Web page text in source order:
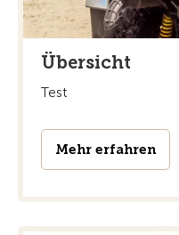
Übersicht
Test
Mehr erfahren